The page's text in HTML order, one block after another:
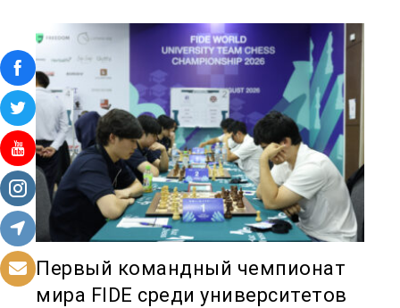
Первый командный чемпионат
мира FIDE среди университетов